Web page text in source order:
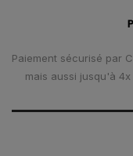
Paiement sécurisé par
mais aussi jusqu'à